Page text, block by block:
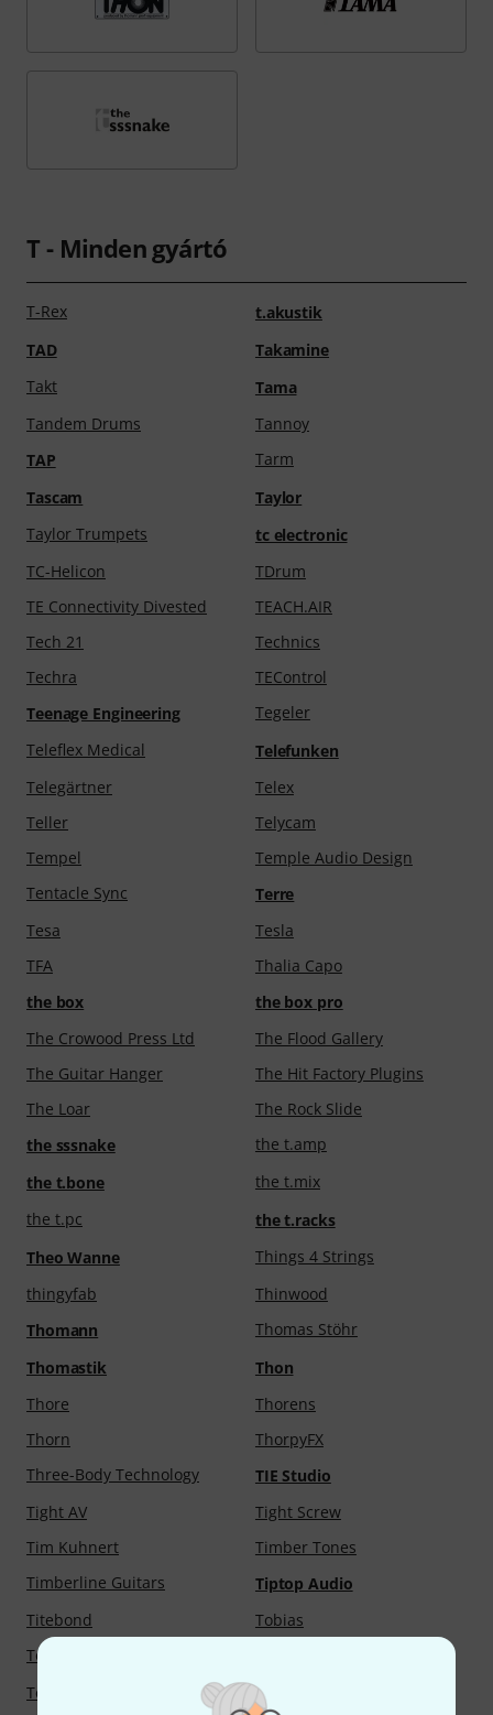
T - Minden gyártó
T-Rex
t.akustik
TAD
Takamine
Takt
Tama
Tandem Drums
Tannoy
TAP
Tarm
Tascam
Taylor
Taylor Trumpets
tc electronic
TC-Helicon
TDrum
TE Connectivity Divested
TEACH.AIR
Tech 21
Technics
Techra
TEControl
Teenage Engineering
Tegeler
Teleflex Medical
Telefunken
Telegärtner
Telex
Teller
Telycam
Tempel
Temple Audio Design
Tentacle Sync
Terre
Tesa
Tesla
TFA
Thalia Capo
the box
the box pro
The Crowood Press Ltd
The Flood Gallery
The Guitar Hanger
The Hit Factory Plugins
The Loar
The Rock Slide
the sssnake
the t.amp
the t.bone
the t.mix
the t.pc
the t.racks
Theo Wanne
Things 4 Strings
thingyfab
Thinwood
Thomann
Thomas Stöhr
Thomastik
Thon
Thore
Thorens
Thorn
ThorpyFX
Three-Body Technology
TIE Studio
Tight AV
Tight Screw
Tim Kuhnert
Timber Tones
Timberline Guitars
Tiptop Audio
Titebond
Tobias
Tobinski
ToKo
Tokyo Dawn Labs